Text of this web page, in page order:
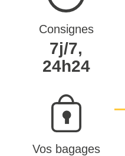
Consignes
7j/7,
24h24
Vos bagages